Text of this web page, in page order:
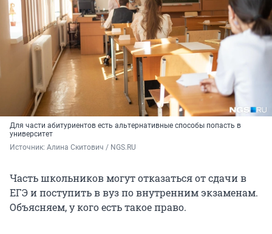
Для части абитуриентов есть альтернативные способы попасть в
университет
Источник: Алина Скитович / NGS.RU
Часть школьников могут отказаться от сдачи в
ЕГЭ и поступить в вуз по внутренним экзаменам.
Объясняем, у кого есть такое право.